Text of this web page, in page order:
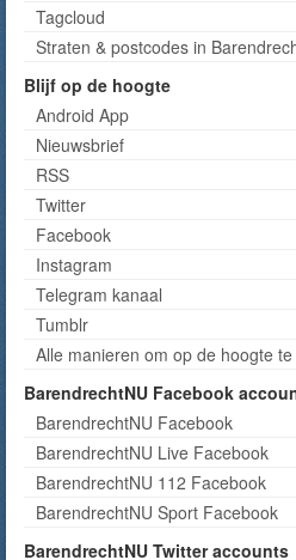
Tagcloud
Straten & postcodes in
Blijf op de hoogte
Android App
Nieuwsbrief
RSS
Twitter
Facebook
Instagram
Telegram kanaal
Tumblr
Alle manieren om op de hoogte te
BarendrechtNU Facebook
BarendrechtNU Facebook
BarendrechtNU Live Facebook
BarendrechtNU 112 Facebook
BarendrechtNU Sport Facebook
BarendrechtNU Twitter accounts